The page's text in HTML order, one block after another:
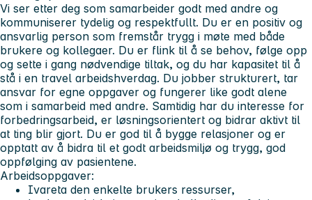
Vi ser etter deg som samarbeider godt med andre og
kommuniserer tydelig og respektfullt. Du er en positiv og
ansvarlig person som fremstår trygg i møte med både
brukere og kollegaer. Du er flink til å se behov, følge opp
og sette i gang nødvendige tiltak, og du har kapasitet til å
stå i en travel arbeidshverdag. Du jobber strukturert, tar
ansvar for egne oppgaver og fungerer like godt alene
som i samarbeid med andre. Samtidig har du interesse for
forbedringsarbeid, er løsningsorientert og bidrar aktivt til
at ting blir gjort. Du er god til å bygge relasjoner og er
opptatt av å bidra til et godt arbeidsmiljø og trygg, god
oppfølging av pasientene.
Arbeidsoppgaver:
Ivareta den enkelte brukers ressurser,